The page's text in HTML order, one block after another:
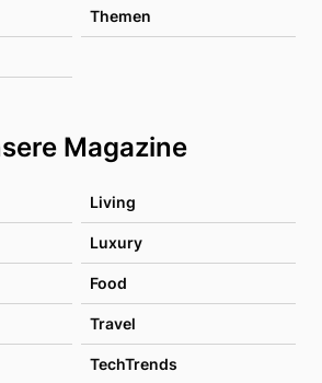
Themen
Magazine
Living
Luxury
Food
Travel
TechTrends